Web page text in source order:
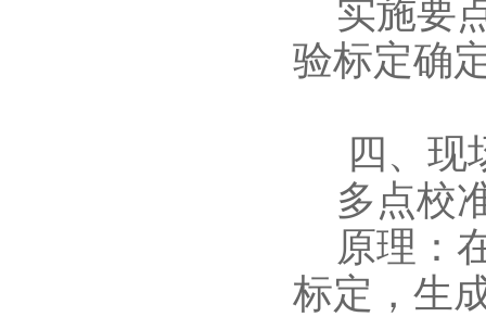
验标定确
四、现
多点校
原理：
标定，生